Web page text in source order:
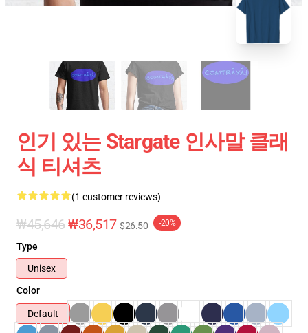
인기 있는 Stargate 인사말 클래
식 티셔츠
(1 customer reviews)
₩45,646₩36,517 $26.50 -20%
Type
Unisex
Color
Default